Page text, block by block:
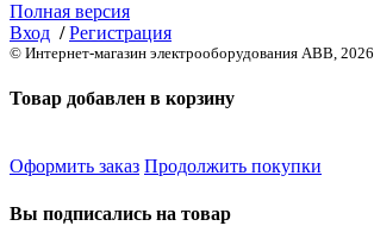
Полная версия
Вход / Регистрация
© Интернет-магазин электрооборудования ABB, 2026
Товар добавлен в корзину
Оформить заказ Продолжить покупки
Вы подписались на товар